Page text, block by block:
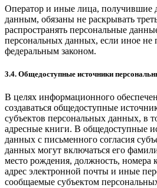
Оператор и иные лица, получившие
данным, обязаны не раскрывать
распространять персональные
персональных данных, если иное не
федеральным законом.
3.4. Общедоступные источники
В целях информационного
создаваться общедоступные
субъектов персональных данных, в
адресные книги. В общедоступные
данных с письменного согласия
данных могут включаться его
место рождения, должность, номера
адрес электронной почты и иные
сообщаемые субъектом